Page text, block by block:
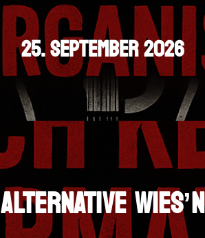
25. SEPTEMBER 2026
ALTERNATIVE WIES’N